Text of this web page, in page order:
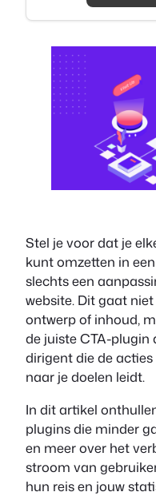
Stel je voor dat je
kunt omzetten in
slechts een
website. Dit gaat
ontwerp of inhoud,
de juiste CTA-plugin
dirigent die de
naar je doelen leidt.
In dit artikel
plugins die minder
en meer over het
stroom van
hun reis en jouw